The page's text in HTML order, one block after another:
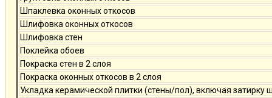
Шпаклевка оконных откосов
Шлифовка оконных откосов
Шлифовка стен
Поклейка обоев
Покраска стен в 2 слоя
Покраска оконных откосов в 2 слоя
Укладка керамической плитки (стены/пол), включая затирку